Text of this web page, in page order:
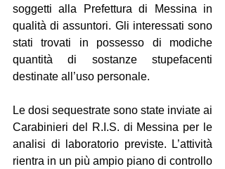
soggetti alla Prefettura di Messina in
qualità di assuntori. Gli interessati sono
stati trovati in possesso di modiche
quantità di sostanze stupefacenti
destinate all’uso personale.
Le dosi sequestrate sono state inviate ai
Carabinieri del R.I.S. di Messina per le
analisi di laboratorio previste. L’attività
rientra in un più ampio piano di controllo